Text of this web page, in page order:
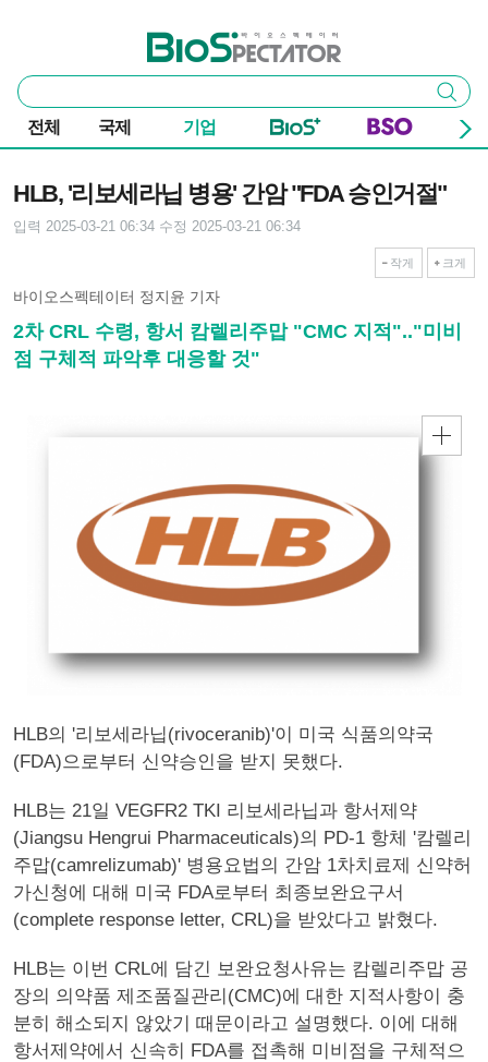
바이오스펙테이터
통
합
검
색
검색
전체 국제 기업
HLB, '리보세라닙 병용' 간암 "FDA 승인거절"
입력 2025-03-21 06:34 수정 2025-03-21 06:34
작게 크게
바이오스펙테이터 정지윤 기자
2차 CRL 수령, 항서 캄렐리주맙 "CMC 지적".."미비
점 구체적 파악후 대응할 것"
HLB의 '리보세라닙(rivoceranib)'이 미국 식품의약국
(FDA)으로부터 신약승인을 받지 못했다.
HLB는 21일 VEGFR2 TKI 리보세라닙과 항서제약
(Jiangsu Hengrui Pharmaceuticals)의 PD-1 항체 '캄렐리
주맙(camrelizumab)' 병용요법의 간암 1차치료제 신약허
가신청에 대해 미국 FDA로부터 최종보완요구서
(complete response letter, CRL)을 받았다고 밝혔다.
HLB는 이번 CRL에 담긴 보완요청사유는 캄렐리주맙 공
장의 의약품 제조품질관리(CMC)에 대한 지적사항이 충
분히 해소되지 않았기 때문이라고 설명했다. 이에 대해
항서제약에서 신속히 FDA를 접촉해 미비점을 구체적으